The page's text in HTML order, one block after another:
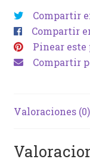
Compartir
Compartir
Pinear este
Compartir
Valoraciones (0)